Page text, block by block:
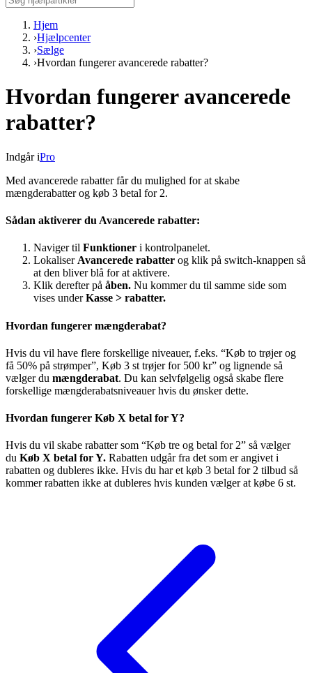
Hjem
›Hjælpcenter
›Sælge
›Hvordan fungerer avancerede rabatter?
Hvordan fungerer avancerede
rabatter?
Indgår iPro
Med avancerede rabatter får du mulighed for at skabe
mængderabatter og køb 3 betal for 2.
Sådan aktiverer du Avancerede rabatter:
Naviger til Funktioner i kontrolpanelet.
LokaliserAvancerede rabatter og klik på switch-knappen så
at den bliver blå for at aktivere.
Klik derefter på åben. Nu kommer du til samme side som
vises underKasse > rabatter.
Hvordan fungerer mængderabat?
Hvis du vil have flere forskellige niveauer, f.eks. “Køb to trøjer og
få 50% på strømper”, Køb 3 st trøjer for 500 kr” og lignende så
vælger du mængderabat. Du kan selvfølgelig også skabe flere
forskellige mængderabatsniveauer hvis du ønsker dette.
Hvordan fungerer Køb X betal for Y?
Hvis du vil skabe rabatter som “Køb tre og betal for 2” så vælger
du Køb X betal for Y. Rabatten udgår fra det som er angivet i
rabatten og dubleres ikke. Hvis du har et køb 3 betal for 2 tilbud så
kommer rabatten ikke at dubleres hvis kunden vælger at købe 6 st.